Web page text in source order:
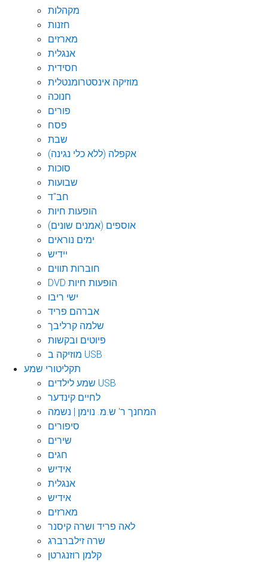
מקהלות
חזנות
מארזים
אנגלית
חסידית
מוזיקה אינסטרומנטלית
חנוכה
פורים
פסח
שבת
אקפלה (ללא כלי נגינה)
סוכות
שבועות
חב"ד
הופעות חיות
אוספים (אמנים שונים)
ימים נוראים
יידיש
חוברות תווים
DVD הופעות חיות
ישי ריבו
אברהם פריד
שלמה קרליבך
פיוטים ובקשות
מוזיקה ב USB
תקליטורי שמע
שמע לילדים USB
לחיים קינדער
המחנך ר' ש.מ. נוימן | נשמה
סיפורים
שירים
חגים
אידיש
אנגלית
אידיש
מארזים
לאה פריד ושרה קיסנר
שרה זילברברג
קלמן רוזנגרטן